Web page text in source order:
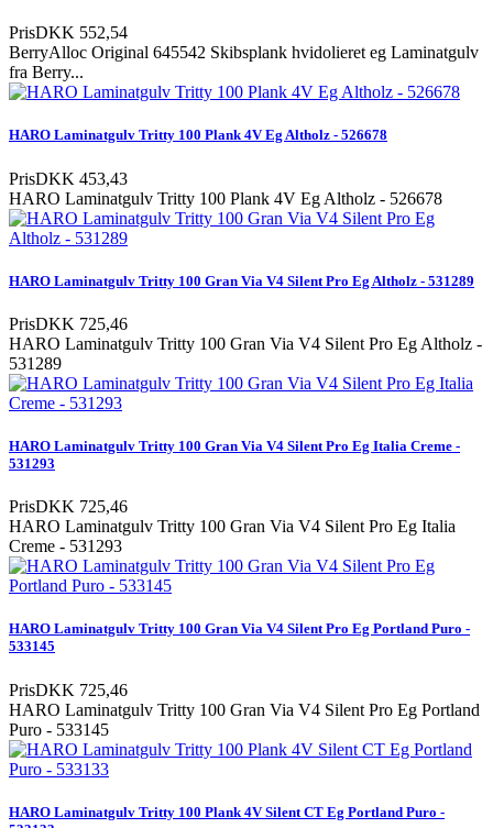
PrisDKK 552,54
BerryAlloc Original 645542 Skibsplank hvidolieret eg Laminatgulv
fra Berry...
HARO Laminatgulv Tritty 100 Plank 4V Eg Altholz - 526678
PrisDKK 453,43
HARO Laminatgulv Tritty 100 Plank 4V Eg Altholz - 526678
HARO Laminatgulv Tritty 100 Gran Via V4 Silent Pro Eg Altholz - 531289
PrisDKK 725,46
HARO Laminatgulv Tritty 100 Gran Via V4 Silent Pro Eg Altholz -
531289
HARO Laminatgulv Tritty 100 Gran Via V4 Silent Pro Eg Italia Creme -
531293
PrisDKK 725,46
HARO Laminatgulv Tritty 100 Gran Via V4 Silent Pro Eg Italia
Creme - 531293
HARO Laminatgulv Tritty 100 Gran Via V4 Silent Pro Eg Portland Puro -
533145
PrisDKK 725,46
HARO Laminatgulv Tritty 100 Gran Via V4 Silent Pro Eg Portland
Puro - 533145
HARO Laminatgulv Tritty 100 Plank 4V Silent CT Eg Portland Puro -